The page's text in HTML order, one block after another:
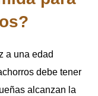
a una edad
debe tener
alcanzan la